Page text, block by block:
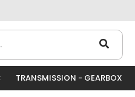
TRANSMISSION - GEARBOX